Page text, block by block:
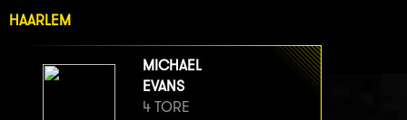
HAARLEM
MICHAEL
EVANS
4 TORE